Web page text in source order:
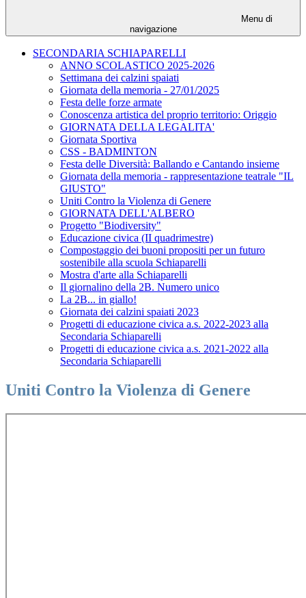
Menu di
navigazione
SECONDARIA SCHIAPARELLI
ANNO SCOLASTICO 2025-2026
Settimana dei calzini spaiati
Giornata della memoria - 27/01/2025
Festa delle forze armate
Conoscenza artistica del proprio territorio: Origgio
GIORNATA DELLA LEGALITA'
Giornata Sportiva
CSS - BADMINTON
Festa delle Diversità: Ballando e Cantando insieme
Giornata della memoria - rappresentazione teatrale "IL
GIUSTO"
Uniti Contro la Violenza di Genere
GIORNATA DELL'ALBERO
Progetto "Biodiversity"
Educazione civica (II quadrimestre)
Compostaggio dei buoni propositi per un futuro
sostenibile alla scuola Schiaparelli
Mostra d'arte alla Schiaparelli
Il giornalino della 2B. Numero unico
La 2B... in giallo!
Giornata dei calzini spaiati 2023
Progetti di educazione civica a.s. 2022-2023 alla
Secondaria Schiaparelli
Progetti di educazione civica a.s. 2021-2022 alla
Secondaria Schiaparelli
Uniti Contro la Violenza di Genere